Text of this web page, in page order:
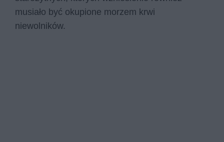
musiało być okupione morzem krwi
niewolników.